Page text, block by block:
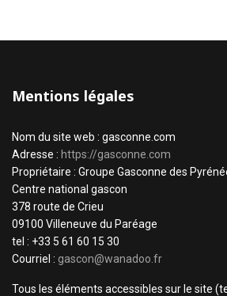
Mentions légales
Nom du site web : gasconne.com
Adresse : https://gasconne.com
Propriétaire : Groupe Gasconne des
Centre national gascon
378 route de Crieu
09100 Villeneuve du Paréage
tel : +33 5 61 60 15 30
Courriel : gascon@wanadoo.fr
Tous les éléments accessibles sur le site